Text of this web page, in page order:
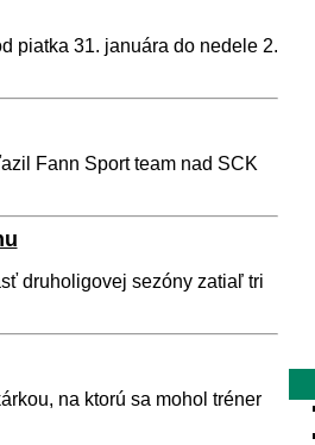
piatka 31. januára do nedele 2.
Fann Sport team nad SCK
druholigovej sezóny zatiaľ tri
na ktorú sa mohol tréner